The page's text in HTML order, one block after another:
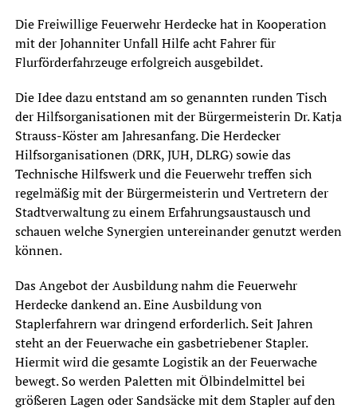
Die Freiwillige Feuerwehr Herdecke hat in Kooperation
mit der Johanniter Unfall Hilfe acht Fahrer für
Flurförderfahrzeuge erfolgreich ausgebildet.
Die Idee dazu entstand am so genannten runden Tisch
der Hilfsorganisationen mit der Bürgermeisterin Dr. Katja
Strauss-Köster am Jahresanfang. Die Herdecker
Hilfsorganisationen (DRK, JUH, DLRG) sowie das
Technische Hilfswerk und die Feuerwehr treffen sich
regelmäßig mit der Bürgermeisterin und Vertretern der
Stadtverwaltung zu einem Erfahrungsaustausch und
schauen welche Synergien untereinander genutzt werden
können.
Das Angebot der Ausbildung nahm die Feuerwehr
Herdecke dankend an. Eine Ausbildung von
Staplerfahrern war dringend erforderlich. Seit Jahren
steht an der Feuerwache ein gasbetriebener Stapler.
Hiermit wird die gesamte Logistik an der Feuerwache
bewegt. So werden Paletten mit Ölbindelmittel bei
größeren Lagen oder Sandsäcke mit dem Stapler auf den